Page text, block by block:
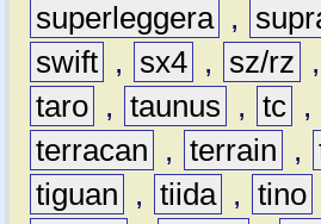
superleggera ,
swift , sx4 , sz/rz ,
taro , taunus , tc ,
terracan
, terrain ,
tiguan
, tiida , tino